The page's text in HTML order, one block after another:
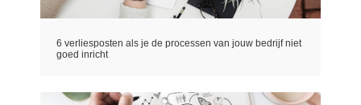
6 verliesposten als je de processen van jouw bedrijf niet
goed inricht